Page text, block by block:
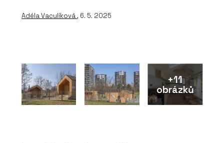
Adéla Vaculíková, 6. 5. 2025
+11
obrázků